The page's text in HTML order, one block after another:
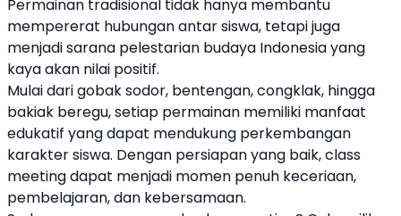
Permainan tradisional tidak hanya membantu
mempererat hubungan antar siswa, tetapi juga
menjadi sarana pelestarian budaya Indonesia yang
kaya akan nilai positif.
Mulai dari gobak sodor, bentengan, congklak, hingga
bakiak beregu, setiap permainan memiliki manfaat
edukatif yang dapat mendukung perkembangan
karakter siswa. Dengan persiapan yang baik, class
meeting dapat menjadi momen penuh keceriaan,
pembelajaran, dan kebersamaan.